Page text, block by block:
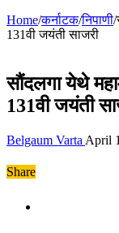
Home/कर्नाटक/निपाणी/
131वी जयंती साजरी
सौंदलगा येथे
131वी जयंती
Belgaum Varta April
Share